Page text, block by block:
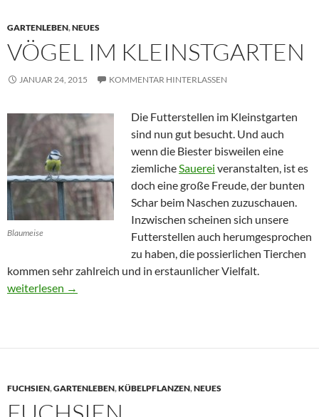
GARTENLEBEN,NEUES
VÖGEL IM KLEINSTGARTEN
JANUAR 24, 2015 KOMMENTAR HINTERLASSEN
Blaumeise
Die Futterstellen im Kleinstgarten
sind nun gut besucht. Und auch
wenn die Biester bisweilen eine
ziemlicheSauerei veranstalten, ist es
doch eine große Freude, der bunten
Schar beim Naschen zuzuschauen.
Inzwischen scheinen sich unsere
Futterstellen auch herumgesprochen
zu haben, die possierlichen Tierchen
kommen sehr zahlreich und in erstaunlicher Vielfalt.
Vögel im Kleinstgarten
weiterlesen →
FUCHSIEN,GARTENLEBEN,KÜBELPFLANZEN,NEUES